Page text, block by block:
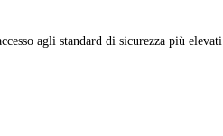
agli standard di sicurezza più elevati